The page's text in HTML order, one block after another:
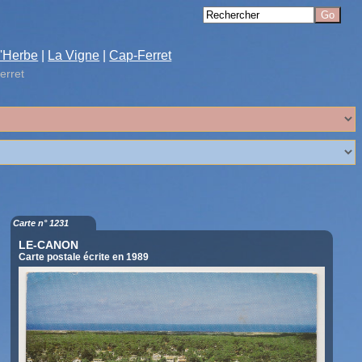
La Vigne Cap-Ferret
Carte n° 1231
LE-CANON
Carte postale écrite en 1989